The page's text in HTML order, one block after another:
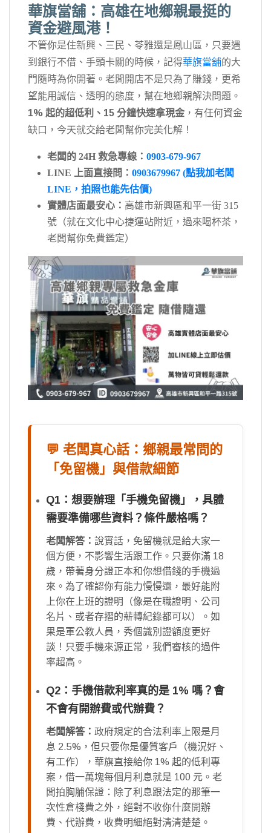
華旗當舖：高雄在地鄉親最挺的
資金避風港！
不管你是住新興、三民、苓雅還是鳳山區，只要遇
到銀行不借、手頭卡關的時候，記得華旗當舖的大
門隨時為你開著。老闆開店不是只為了賺錢，更希
望能用誠信、透明的態度，幫在地鄉親解決問題。
1% 起的超低利、15 分鐘快速拿現金 ，有任何資金
缺口，今天就交給老闆幫你完美化解！
老闆的 24H 救急專線： 0903-679-967
LINE 上面直接問： 0903679967 (點我加老闆
LINE，拍照也能先估價)
實體店面最安心： 高雄市新興區和平一街 315
號（就在文化中心捷運站附近，過來喝杯茶，
老闆幫你免費鑑定）
💬 老闆真心話：鄉親最常問的
「免留機」與借款細節
Q1：想要辦理「手機免留機」，具體
需要準備哪些資料？條件嚴格嗎？
老闆解答： 說實話，免留機就是給大家一
個方便，不影響生活跟工作。只要你滿 18
歲，帶著身分證正本和你想借錢的手機過
來。為了確認你有能力慢慢還，最好能附
上你在上班的證明（像是在職證明、公司
名片、或者存摺的薪轉紀錄都可以）。如
果是軍公教人員，秀個識別證額度更好
談！只要手機來源正常，我們審核的過件
率超高。
Q2：手機借款利率真的是 1% 嗎？會
不會有開辦費或代辦費？
老闆解答： 政府規定的合法利率上限是月
息 2.5%，但只要你是優質客戶（機況好、
有工作），華旗直接給你 1% 起的低利專
案，借一萬塊每個月利息就是 100 元。老
闆拍胸脯保證：除了利息跟法定的那筆一
次性倉棧費之外，絕對不收你什麼開辦
費、代辦費，收費明細絕對清清楚楚。